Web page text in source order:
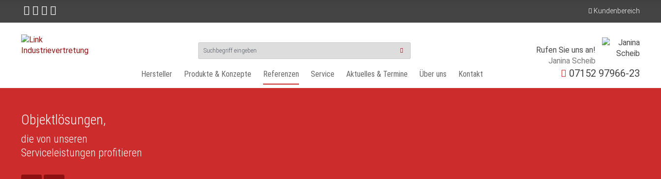
Kundenbereich
Rufen Sie uns an!
Janina Scheib
07152 97966-23
Hersteller Produkte & Konzepte Referenzen Service Aktuelles & Termine Über uns Kontakt
Objektlösungen,
die von unseren
Serviceleistungen profitieren
Cookie-Einstellungen